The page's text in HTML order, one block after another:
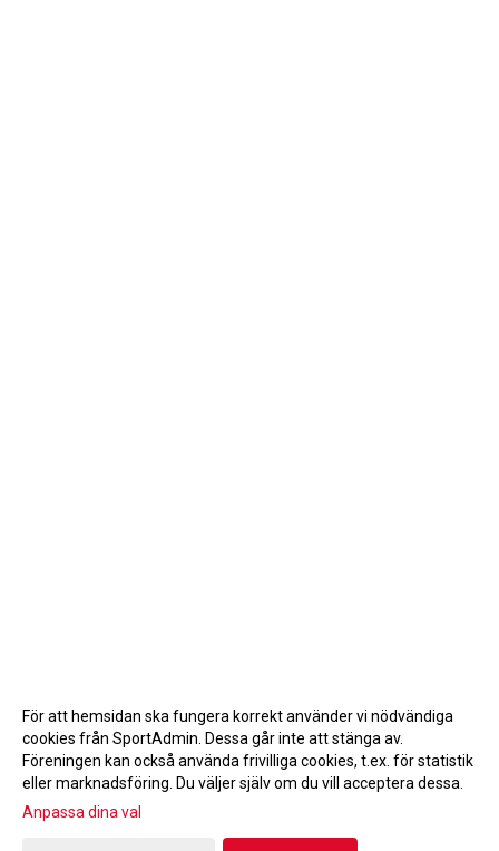
Gå till Webbversion
För att hemsidan ska fungera korrekt använder vi nödvändiga
cookies från SportAdmin. Dessa går inte att stänga av.
Föreningen kan också använda frivilliga cookies, t.ex. för statistik
eller marknadsföring. Du väljer själv om du vill acceptera dessa.
Anpassa dina val